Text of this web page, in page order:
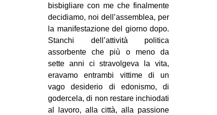
bisbigliare con me che finalmente
decidiamo, noi dell’assemblea, per
la manifestazione del giorno dopo.
Stanchi dell’attività politica
assorbente che più o meno da
sette anni ci stravolgeva la vita,
eravamo entrambi vittime di un
vago desiderio di edonismo, di
godercela, di non restare inchiodati
al lavoro, alla città, alla passione